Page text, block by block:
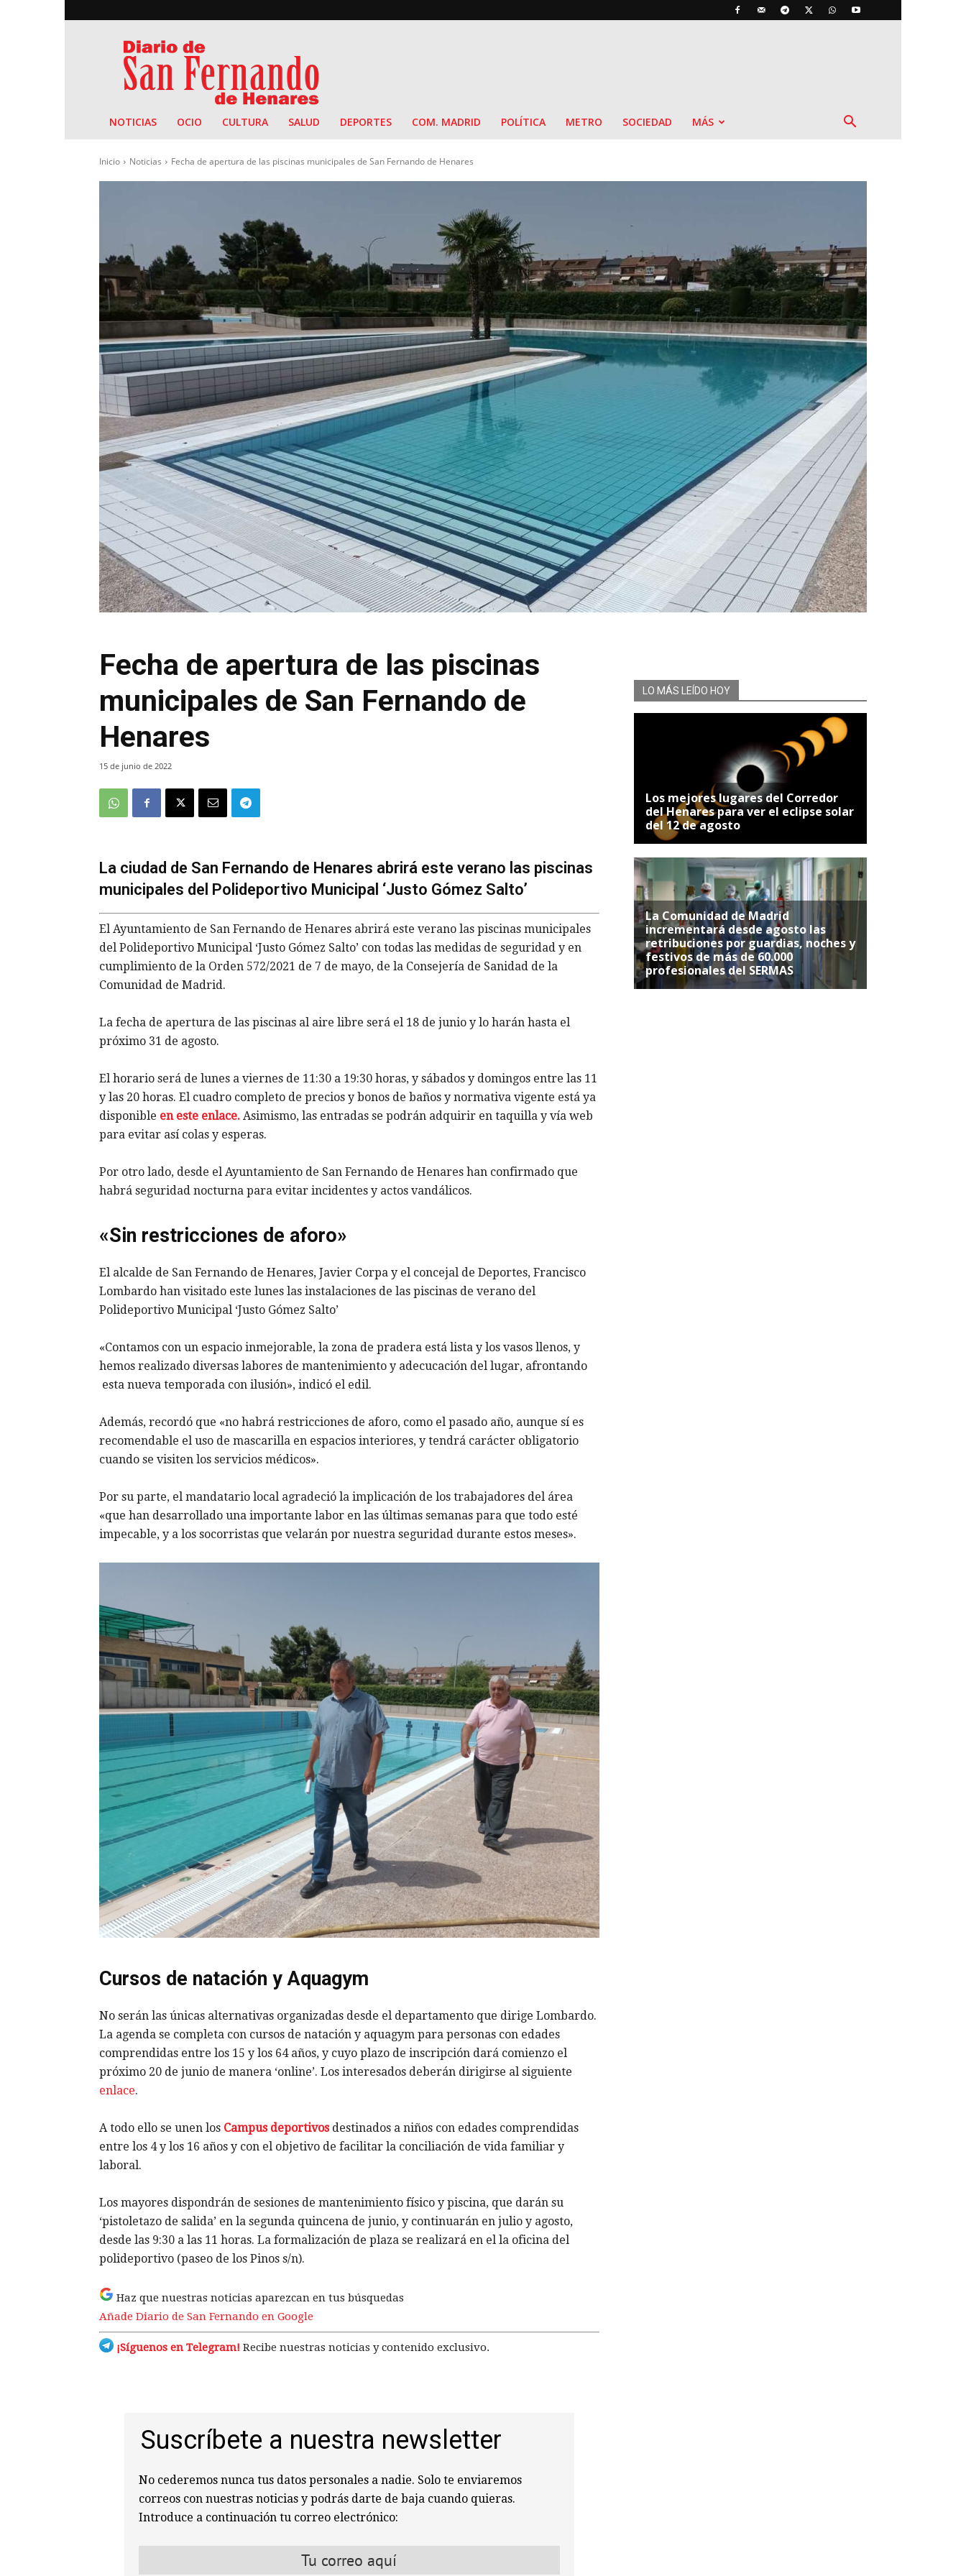
Diario
de
San
NOTICIAS OCIO CULTURA SALUD DEPORTES COM. MADRID POLÍTICA METRO SOCIEDAD MÁS
Inicio Noticias Fecha de apertura de las piscinas municipales de San Fernando de Henares
Fecha de apertura de las piscinas
municipales de San Fernando de
Henares
15 de junio de 2022
La ciudad de San Fernando de Henares abrirá este verano las piscinas
municipales del Polideportivo Municipal ‘Justo Gómez Salto’
El Ayuntamiento de San Fernando de Henares abrirá este verano las piscinas municipales
del Polideportivo Municipal ‘Justo Gómez Salto’ con todas las medidas de seguridad y en
cumplimiento de la Orden 572/2021 de 7 de mayo, de la Consejería de Sanidad de la
Comunidad de Madrid.
La fecha de apertura de las piscinas al aire libre será el 18 de junio y lo harán hasta el
próximo 31 de agosto.
El horario será de lunes a viernes de 11:30 a 19:30 horas, y sábados y domingos entre las 11
y las 20 horas. El cuadro completo de precios y bonos de baños y normativa vigente está ya
disponible en este enlace. Asimismo, las entradas se podrán adquirir en taquilla y vía web
para evitar así colas y esperas.
Por otro lado, desde el Ayuntamiento de San Fernando de Henares han confirmado que
habrá seguridad nocturna para evitar incidentes y actos vandálicos.
«Sin restricciones de aforo»
El alcalde de San Fernando de Henares, Javier Corpa y el concejal de Deportes, Francisco
Lombardo han visitado este lunes las instalaciones de las piscinas de verano del
Polideportivo Municipal ‘Justo Gómez Salto’
«Contamos con un espacio inmejorable, la zona de pradera está lista y los vasos llenos, y
hemos realizado diversas labores de mantenimiento y adecucación del lugar, afrontando
esta nueva temporada con ilusión», indicó el edil.
Además, recordó que «no habrá restricciones de aforo, como el pasado año, aunque sí es
recomendable el uso de mascarilla en espacios interiores, y tendrá carácter obligatorio
cuando se visiten los servicios médicos».
Por su parte, el mandatario local agradeció la implicación de los trabajadores del área
«que han desarrollado una importante labor en las últimas semanas para que todo esté
impecable, y a los socorristas que velarán por nuestra seguridad durante estos meses».
Cursos de natación y Aquagym
No serán las únicas alternativas organizadas desde el departamento que dirige Lombardo.
La agenda se completa con cursos de natación y aquagym para personas con edades
comprendidas entre los 15 y los 64 años, y cuyo plazo de inscripción dará comienzo el
próximo 20 de junio de manera ‘online’. Los interesados deberán dirigirse al siguiente
enlace.
A todo ello se unen los Campus deportivosdestinados a niños con edades comprendidas
entre los 4 y los 16 años y con el objetivo de facilitar la conciliación de vida familiar y
laboral.
Los mayores dispondrán de sesiones de mantenimiento físico y piscina, que darán su
‘pistoletazo de salida’ en la segunda quincena de junio, y continuarán en julio y agosto,
desde las 9:30 a las 11 horas. La formalización de plaza se realizará en el la oficina del
polideportivo (paseo de los Pinos s/n).
Haz que nuestras noticias aparezcan en tus búsquedas
Añade Diario de San Fernando en Google
¡Síguenos en Telegram! Recibe nuestras noticias y contenido exclusivo.
Suscríbete a nuestra newsletter
No cederemos nunca tus datos personales a nadie. Solo te enviaremos
correos con nuestras noticias y podrás darte de baja cuando quieras.
Introduce a continuación tu correo electrónico:
LO MÁS LEÍDO HOY